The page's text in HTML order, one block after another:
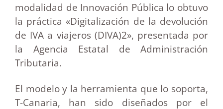
modalidad de Innovación Pública lo obtuvo
la práctica «Digitalización de la devolución
de IVA a viajeros (DIVA)2», presentada por
la Agencia Estatal de Administración
Tributaria.
El modelo y la herramienta que lo soporta,
T-Canaria, han sido diseñados por el